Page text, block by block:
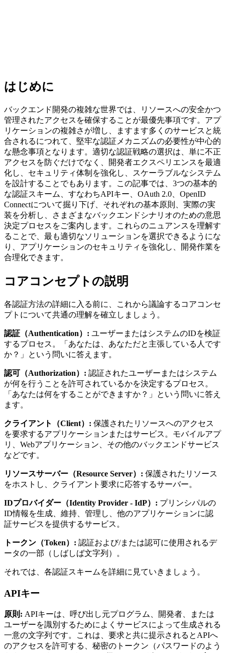
はじめに
バックエンド開発の複雑な世界では、リソースへの安全かつ
管理されたアクセスを確保することが最優先事項です。アプ
リケーションの複雑さが増し、ますます多くのサービスと統
合されるにつれて、堅牢な認証メカニズムの必要性が中心的
な懸念事項となります。適切な認証戦略の選択は、単に不正
アクセスを防ぐだけでなく、開発者エクスペリエンスを最適
化し、セキュリティ体制を強化し、スケーラブルなシステム
を設計することでもあります。この記事では、3つの基本的
な認証スキーム、すなわちAPIキー、OAuth 2.0、OpenID
Connectについて掘り下げ、それぞれの基本原則、実際の実
装を分析し、さまざまなバックエンドシナリオのための意思
決定プロセスをご案内します。これらのニュアンスを理解す
ることで、最も適切なソリューションを選択できるようにな
り、アプリケーションのセキュリティを強化し、開発作業を
合理化できます。
コアコンセプトの説明
各認証方法の詳細に入る前に、これから議論するコアコンセ
プトについて共通の理解を確立しましょう。
認証（Authentication）: ユーザーまたはシステムのIDを検証
するプロセス。「あなたは、あなただと主張している人です
か？」という問いに答えます。
認可（Authorization）: 認証されたユーザーまたはシステム
が何を行うことを許可されているかを決定するプロセス。
「あなたは何をすることができますか？」という問いに答え
ます。
クライアント（Client）: 保護されたリソースへのアクセス
を要求するアプリケーションまたはサービス。モバイルアプ
リ、Webアプリケーション、その他のバックエンドサービス
などです。
リソースサーバー（Resource Server）: 保護されたリソース
をホストし、クライアント要求に応答するサーバー。
IDプロバイダー（Identity Provider - IdP）: プリンシパルの
ID情報を生成、維持、管理し、他のアプリケーションに認
証サービスを提供するサービス。
トークン（Token）: 認証および/または認可に使用されるデ
ータの一部（しばしば文字列）。
それでは、各認証スキームを詳細に見ていきましょう。
APIキー
原則: APIキーは、呼び出し元プログラム、開発者、または
ユーザーを識別するためによくサービスによって生成される
一意の文字列です。これは、要求と共に提示されるとAPIへ
のアクセスを許可する、秘密のトークン（パスワードのよう